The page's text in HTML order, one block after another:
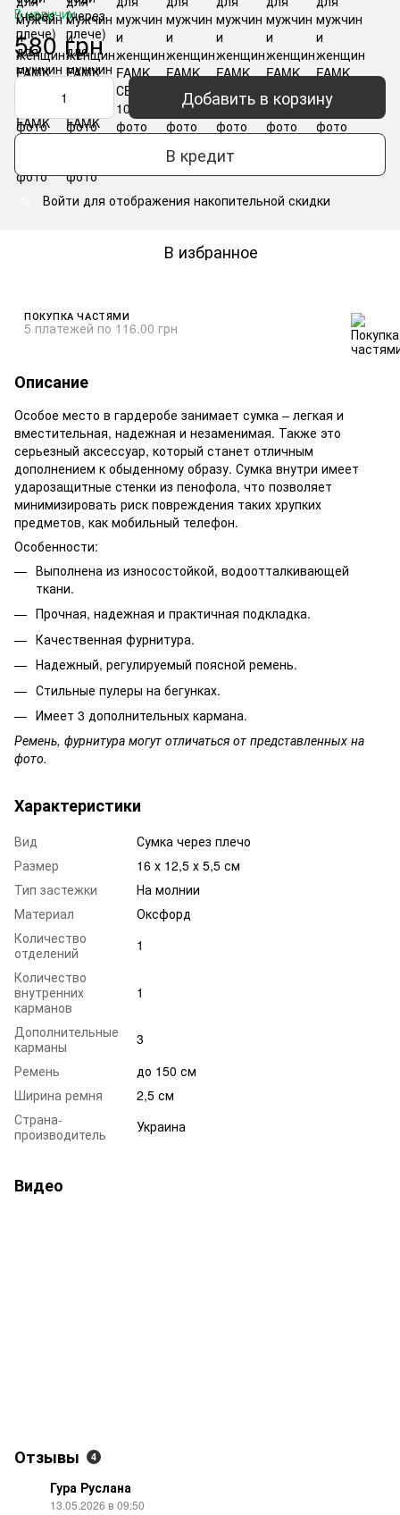
В наличии
580 грн
Добавить в корзину
В кредит
Войти для отображения накопительной скидки
В избранное
ПОКУПКА ЧАСТЯМИ
5 платежей по 116.00 грн
Описание
Особое место в гардеробе занимает сумка – легкая и
вместительная, надежная и незаменимая. Также это
серьезный аксессуар, который станет отличным
дополнением к обыденному образу. Сумка внутри имеет
ударозащитные стенки из пенофола, что позволяет
минимизировать риск повреждения таких хрупких
предметов, как мобильный телефон.
Особенности:
Выполнена из износостойкой, водоотталкивающей
ткани.
Прочная, надежная и практичная подкладка.
Качественная фурнитура.
Надежный, регулируемый поясной ремень.
Стильные пулеры на бегунках.
Имеет 3 дополнительных кармана.
Ремень, фурнитура могут отличаться от представленных на
фото.
Характеристики
Вид
Сумка через плечо
Размер
16 х 12,5 х 5,5 см
Тип застежки
На молнии
Материал
Оксфорд
Количество
отделений
1
Количество
внутренних
карманов
1
Дополнительные
карманы
3
Ремень
до 150 см
Ширина ремня
2,5 см
Страна-
производитель
Украина
Видео
Отзывы 4
Гура Руслана
13.05.2026 в 09:50